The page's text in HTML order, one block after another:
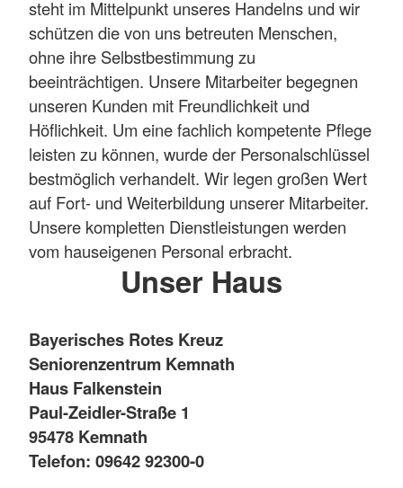
steht im Mittelpunkt unseres Handelns und wir
schützen die von uns betreuten Menschen,
ohne ihre Selbstbestimmung zu
beeinträchtigen. Unsere Mitarbeiter begegnen
unseren Kunden mit Freundlichkeit und
Höflichkeit. Um eine fachlich kompetente Pflege
leisten zu können, wurde der Personalschlüssel
bestmöglich verhandelt. Wir legen großen Wert
auf Fort- und Weiterbildung unserer Mitarbeiter.
Unsere kompletten Dienstleistungen werden
vom hauseigenen Personal erbracht.
Unser Haus
Bayerisches Rotes Kreuz
Seniorenzentrum Kemnath
Haus Falkenstein
Paul-Zeidler-Straße 1
95478 Kemnath
Telefon: 09642 92300-0